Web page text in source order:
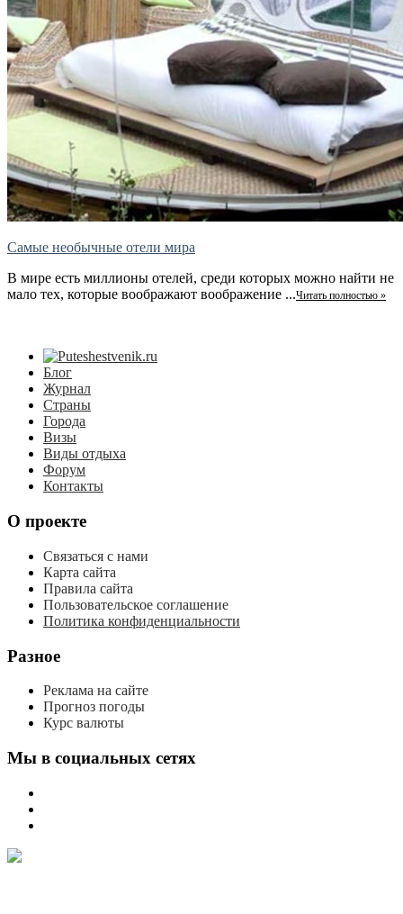
Самые необычные отели мира
В мире есть миллионы отелей, среди которых можно найти не
мало тех, которые воображают воображение ...Читать полностью »
Блог
Журнал
Страны
Города
Визы
Виды отдыха
Форум
Контакты
О проекте
Связаться с нами
Карта сайта
Правила сайта
Пользовательское соглашение
Политика конфиденциальности
Разное
Реклама на сайте
Прогноз погоды
Курс валюты
Мы в социальных сетях